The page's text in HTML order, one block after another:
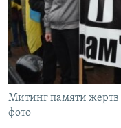
ПОДПИШИТЕСЬ НА
СОЦИАЛЬНЫЕ СЕТИ
Митинг памяти жертв
фото